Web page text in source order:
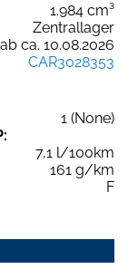
1.984 cm³
Zentrallager
ab ca. 10.08.2026
CAR3028353
1 (None)
7,1 l/100km
161 g/km
F